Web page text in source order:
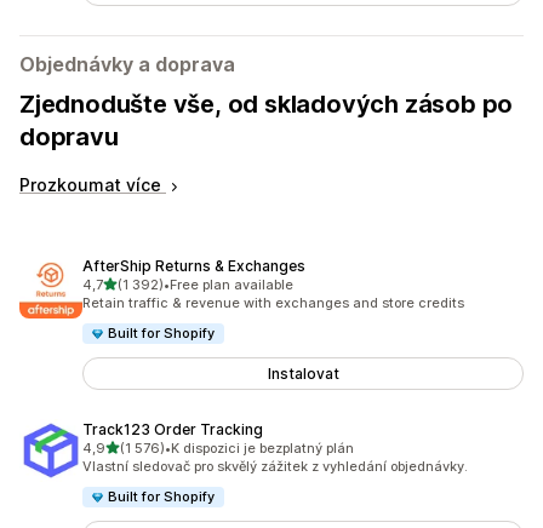
Objednávky a doprava
Zjednodušte vše, od skladových zásob po
dopravu
Prozkoumat více
AfterShip Returns & Exchanges
4,7z 5 hvězd
(1 392)
Celkový počet recenzí: 1392
•Free plan available
Retain traffic & revenue with exchanges and store credits
Built for Shopify
Instalovat
Track123 Order Tracking
4,9z 5 hvězd
(1 576)
Celkový počet recenzí: 1576
•K dispozici je bezplatný plán
Vlastní sledovač pro skvělý zážitek z vyhledání objednávky.
Built for Shopify